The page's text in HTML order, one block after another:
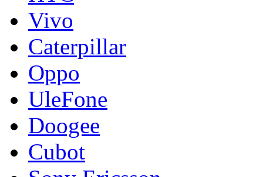
Vivo
Caterpillar
Oppo
UleFone
Doogee
Cubot